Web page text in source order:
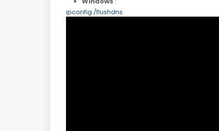
ipconfig /flushdns